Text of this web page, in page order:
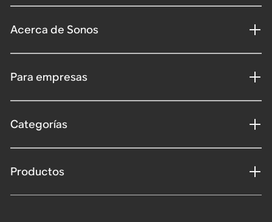
Acerca de Sonos
Para empresas
Categorías
Productos